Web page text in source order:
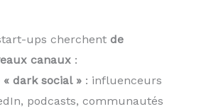
ups cherchent de
canaux :
« dark social » : influenceurs
podcasts, communautés